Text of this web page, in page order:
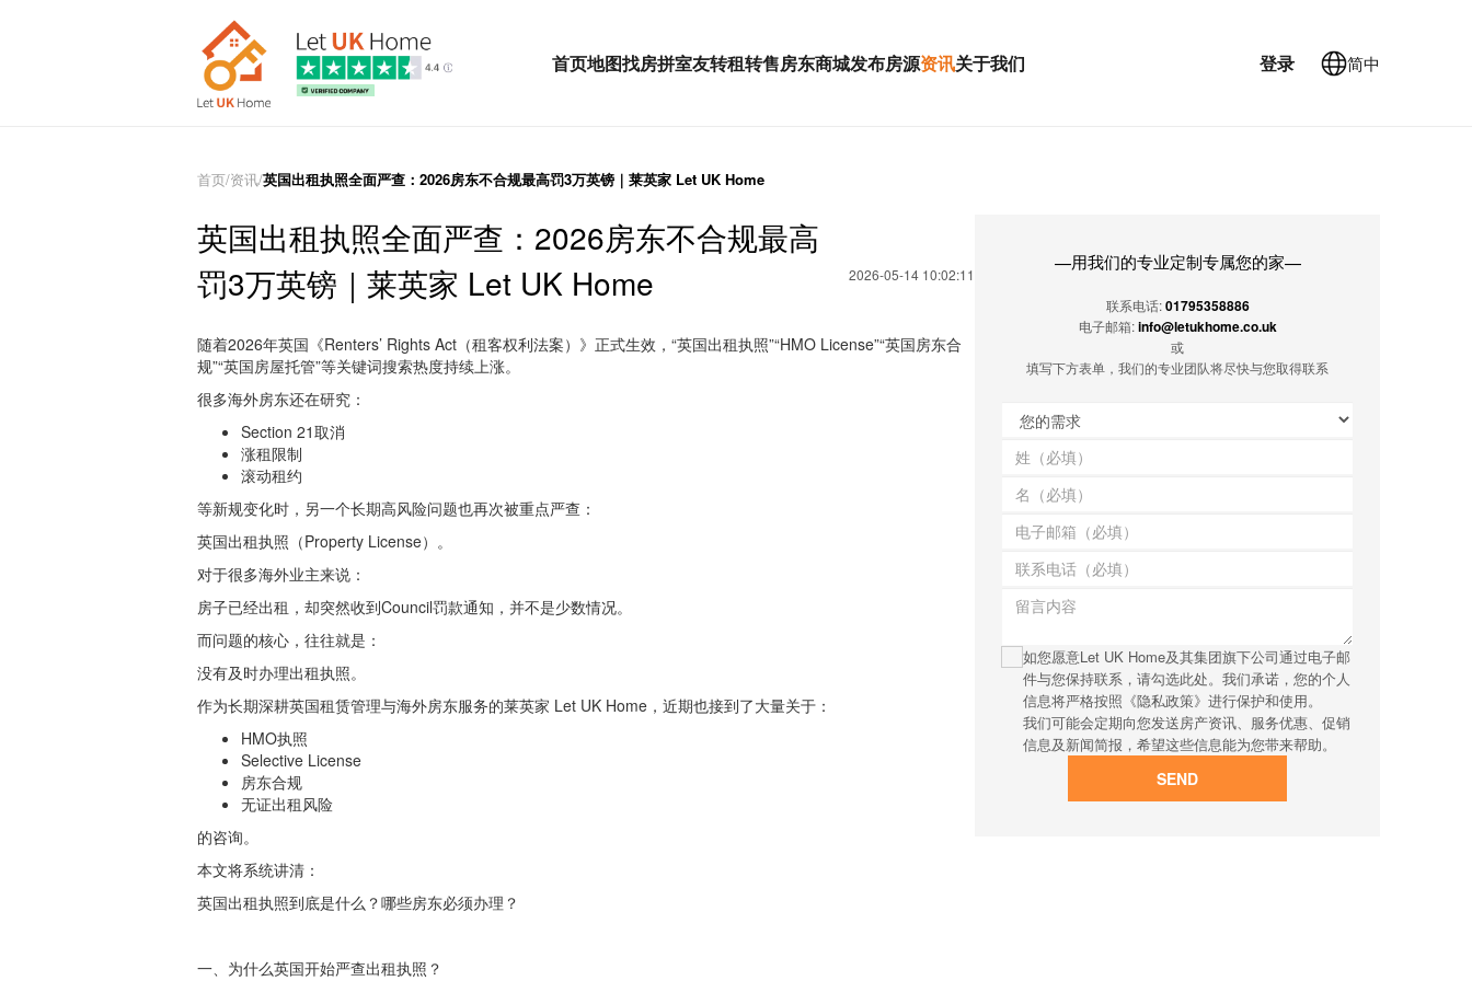
首页地图找房拼室友转租转售房东商城发布房源资讯关于我们 登录 简中
首页/资讯/英国出租执照全面严查：2026房东不合规最高罚3万英镑｜莱英家 Let UK Home
英国出租执照全面严查：2026房东不合规最高
罚3万英镑｜莱英家 Let UK Home
2026-05-14 10:02:11
随着2026年英国《Renters’ Rights Act（租客权利法案）》正式生效，“英国出租执照”“HMO License”“英国房东合
规”“英国房屋托管”等关键词搜索热度持续上涨。
很多海外房东还在研究：
Section 21取消
涨租限制
滚动租约
等新规变化时，另一个长期高风险问题也再次被重点严查：
英国出租执照（Property License）。
对于很多海外业主来说：
房子已经出租，却突然收到Council罚款通知，并不是少数情况。
而问题的核心，往往就是：
没有及时办理出租执照。
作为长期深耕英国租赁管理与海外房东服务的莱英家 Let UK Home，近期也接到了大量关于：
HMO执照
Selective License
房东合规
无证出租风险
的咨询。
本文将系统讲清：
英国出租执照到底是什么？哪些房东必须办理？
一、为什么英国开始严查出租执照？
—用我们的专业定制专属您的家—
联系电话:01795358886
电子邮箱:info@letukhome.co.uk
或
填写下方表单，我们的专业团队将尽快与您取得联系
如您愿意Let UK Home及其集团旗下公司通过电子邮
件与您保持联系，请勾选此处。我们承诺，您的个人
信息将严格按照《隐私政策》进行保护和使用。
我们可能会定期向您发送房产资讯、服务优惠、促销
信息及新闻简报，希望这些信息能为您带来帮助。
SEND